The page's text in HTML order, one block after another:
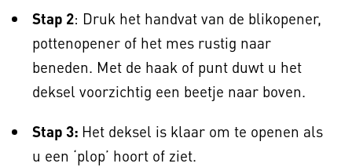
Stap 2: Druk het handvat van de blikopener,
pottenopener of het mes rustig naar
beneden. Met de haak of punt duwt u het
deksel voorzichtig een beetje naar boven.
Stap 3: Het deksel is klaar om te openen als
u een ‘plop’ hoort of ziet.